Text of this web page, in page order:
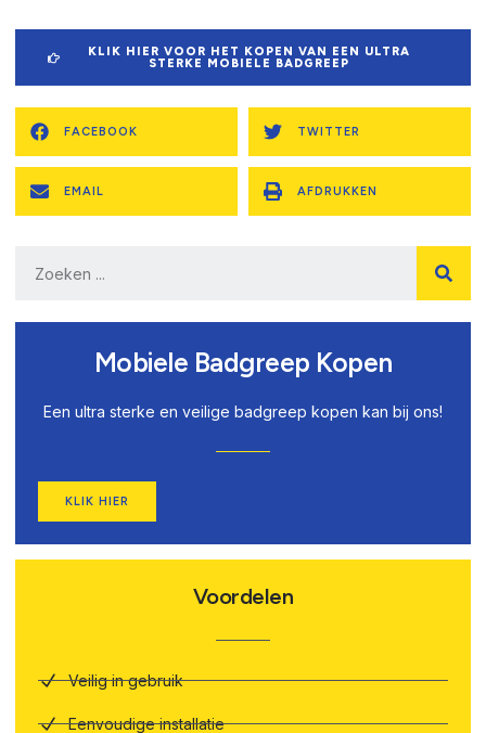
KLIK HIER VOOR HET KOPEN VAN EEN ULTRA
STERKE MOBIELE BADGREEP
FACEBOOK TWITTER
EMAIL AFDRUKKEN
Mobiele Badgreep Kopen
Een ultra sterke en veilige badgreep kopen kan bij ons!
KLIK HIER
Voordelen
Veilig in gebruik
Eenvoudige installatie